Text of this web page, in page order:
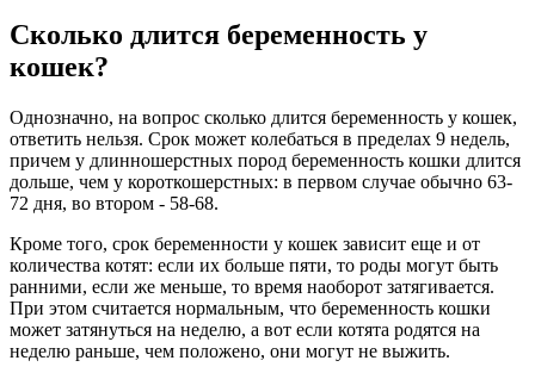
Сколько длится беременность у
кошек?
Однозначно, на вопрос сколько длится беременность у кошек,
ответить нельзя. Срок может колебаться в пределах 9 недель,
причем у длинношерстных пород беременность кошки длится
дольше, чем у короткошерстных: в первом случае обычно 63-
72 дня, во втором - 58-68.
Кроме того, срок беременности у кошек зависит еще и от
количества котят: если их больше пяти, то роды могут быть
ранними, если же меньше, то время наоборот затягивается.
При этом считается нормальным, что беременность кошки
может затянуться на неделю, а вот если котята родятся на
неделю раньше, чем положено, они могут не выжить.